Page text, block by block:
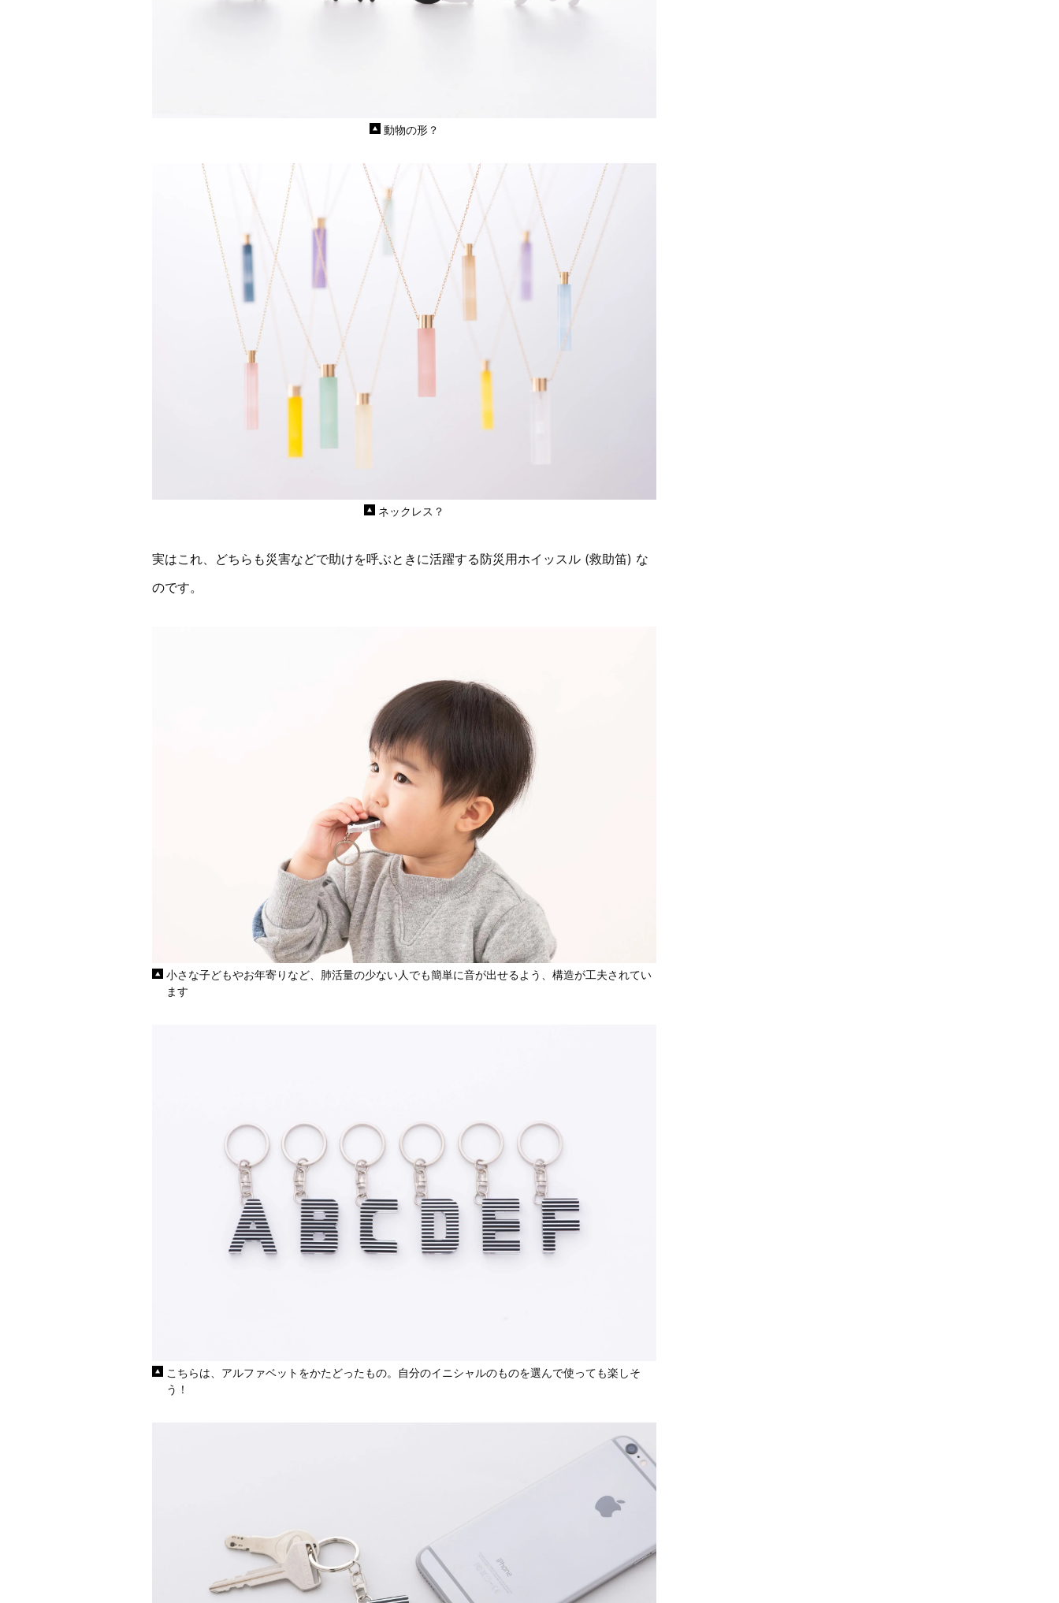
動物の形？
ネックレス？
実はこれ、どちらも災害などで助けを呼ぶときに活躍する防災用ホイッスル (救助笛) な
のです。
小さな子どもやお年寄りなど、肺活量の少ない人でも簡単に音が出せるよう、構造が工夫されてい
ます
こちらは、アルファベットをかたどったもの。自分のイニシャルのものを選んで使っても楽しそ
う！